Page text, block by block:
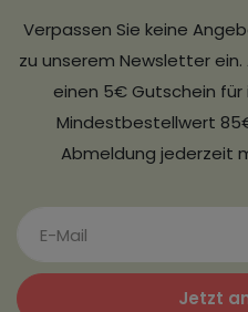
Verpassen Sie keine
zu unserem Newsletter
einen 5€ Gutschein
Mindestbestellwert
Abmeldung jederzeit
Jetzt